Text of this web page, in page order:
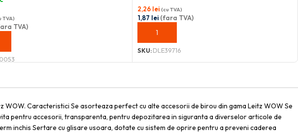
TVA)
TVA)
ÎN COȘ
2,26 lei (cu TVA)
1,87 lei(fara TVA)
ADAUGĂ ÎN COȘ
SKU:DLE39716
Caracteristici Se asorteaza perfect cu alte accesorii de birou din gama Leitz WOW Se
pentru accesorii, transparenta, pentru depozitarea in siguranta a diverselor articole de
inchis Sertare cu glisare usoara, dotate cu sistem de oprire pentru a preveni caderea